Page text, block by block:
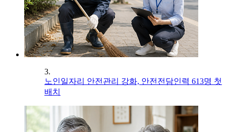
3.
노인일자리 안전관리 강화, 안전전담인력 613명 첫
배치